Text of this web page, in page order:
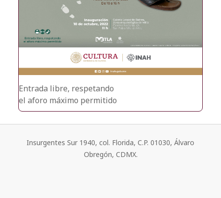
Entrada libre, respetando
el aforo máximo permitido
Insurgentes Sur 1940, col. Florida, C.P. 01030, Álvaro
Obregón, CDMX.